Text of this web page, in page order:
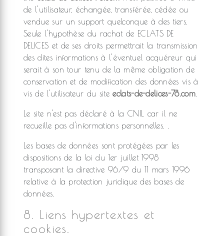
de l'utilisateur, échangée, transférée, cédée ou
vendue sur un support quelconque à des tiers.
Seule l'hypothèse du rachat de ECLATS DE
DELICES et de ses droits permettrait la transmission
des dites informations à l'éventuel acquéreur qui
serait à son tour tenu de la même obligation de
conservation et de modification des données vis à
vis de l'utilisateur du siteeclats-de-delices-78.com.
Le site n'est pas déclaré à la CNIL car il ne
recueille pas d'informations personnelles. .
Les bases de données sont protégées par les
dispositions de la loi du 1er juillet 1998
transposant la directive 96/9 du 11 mars 1996
relative à la protection juridique des bases de
données.
8. Liens hypertextes et
cookies.